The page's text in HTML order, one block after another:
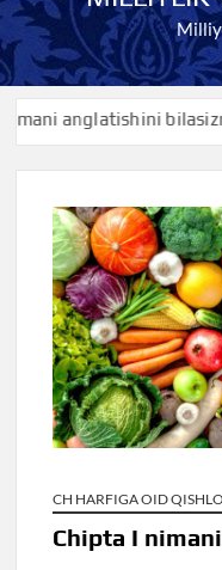
anglatishini bilasizmi
CH HARFIGA OID
Chipta I